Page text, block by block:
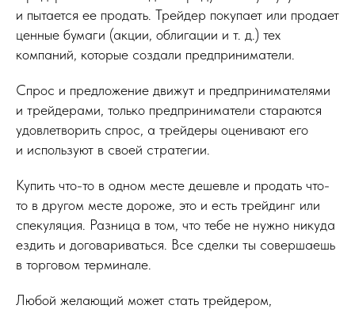
и пытается ее продать. Трейдер покупает или продает
ценные бумаги (акции, облигации и т. д.) тех
компаний, которые создали предприниматели.
Спрос и предложение движут и предпринимателями
и трейдерами, только предприниматели стараются
удовлетворить спрос, а трейдеры оценивают его
и используют в своей стратегии.
Купить что-то в одном месте дешевле и продать что-
то в другом месте дороже, это и есть трейдинг или
спекуляция. Разница в том, что тебе не нужно никуда
ездить и договариваться. Все сделки ты совершаешь
в торговом терминале.
Любой желающий может стать трейдером,